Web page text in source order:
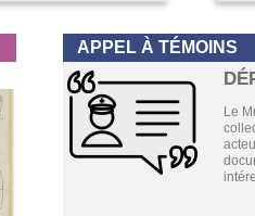
APPEL À TÉMOINS
Le